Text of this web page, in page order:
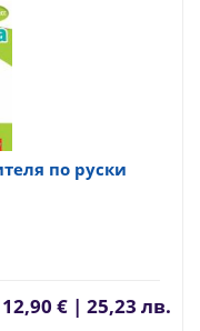
по руски
12,90 € | 25,23 лв.